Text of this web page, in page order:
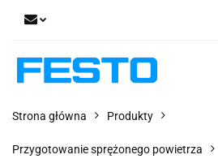
Strona główna Produkty
Przygotowanie sprężonego powietrza